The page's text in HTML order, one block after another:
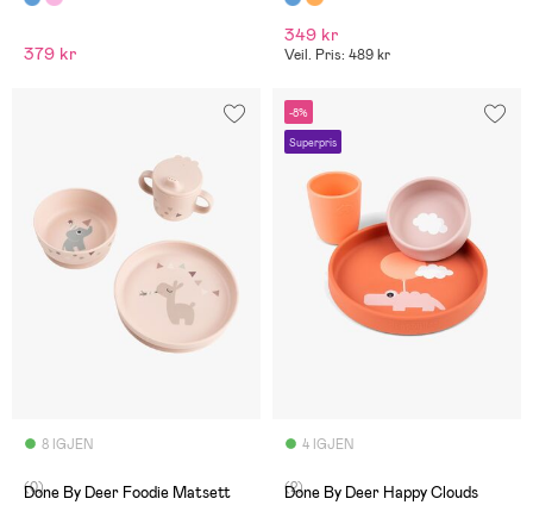
379 kr
349 kr
Veil. Pris: 489 kr
8 IGJEN
(0)
Done By Deer Foodie Matsett
-8%
Superpris
4 IGJEN
(2)
Done By Deer Happy Clouds